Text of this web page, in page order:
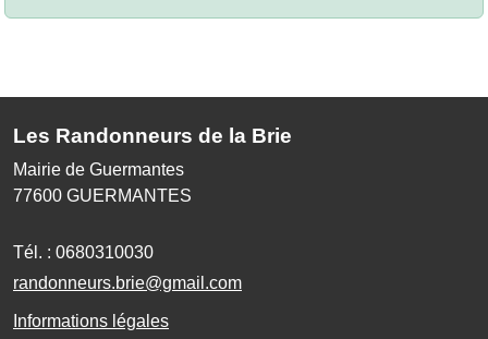
Les Randonneurs de la Brie
Mairie de Guermantes
77600 GUERMANTES
Tél. : 0680310030
randonneurs.brie@gmail.com
Informations légales